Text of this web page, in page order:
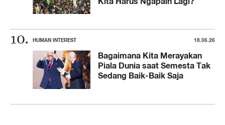
HUMAN INTEREST 18.06.26
Bagaimana Kita Merayakan
Piala Dunia saat Semesta Tak
Sedang Baik-Baik Saja